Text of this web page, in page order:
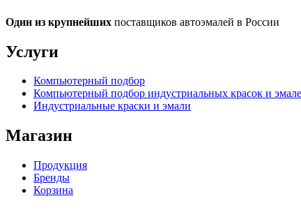
Один из крупнейших поставщиков автоэмалей в России
Услуги
Компьютерный подбор
Компьютерный подбор индустриальных красок и
Индустриальные краски и эмали
Магазин
Продукция
Бренды
Корзина